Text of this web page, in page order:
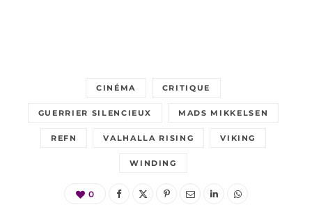
CINÉMA CRITIQUE
GUERRIER SILENCIEUX MADS MIKKELSEN
REFN VALHALLA RISING VIKING
WINDING
0